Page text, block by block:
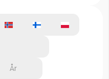
År